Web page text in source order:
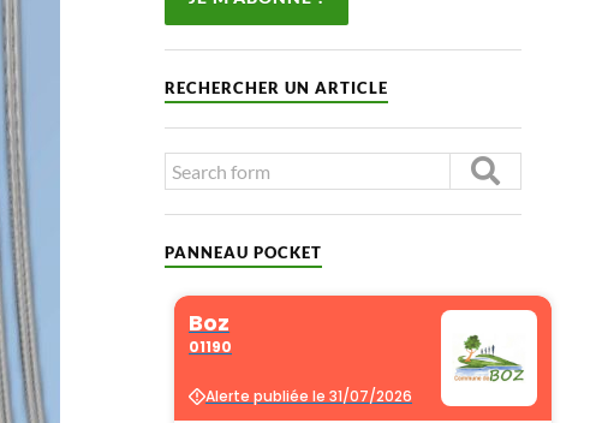
RECHERCHER UN ARTICLE
PANNEAU POCKET